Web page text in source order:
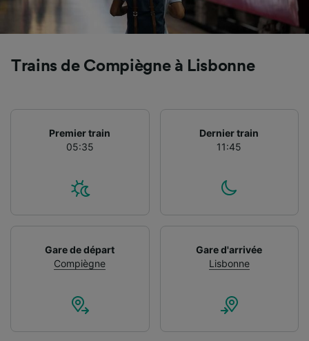
Trains de Compiègne à Lisbonne
Premier train
05:35
Dernier train
11:45
Gare de départ
Compiègne
Gare d'arrivée
Lisbonne